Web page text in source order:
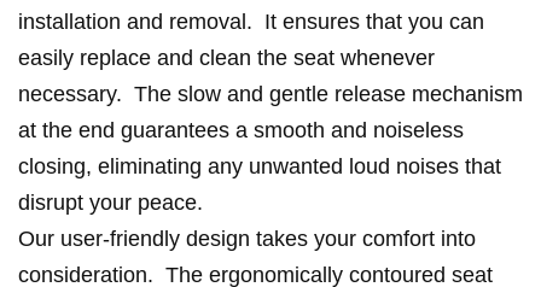
installation and removal. It ensures that you can
easily replace and clean the seat whenever
necessary. The slow and gentle release mechanism
at the end guarantees a smooth and noiseless
closing, eliminating any unwanted loud noises that
disrupt your peace.
Our user-friendly design takes your comfort into
consideration. The ergonomically contoured seat